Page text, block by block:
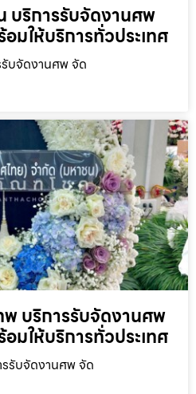
บริการรับจัดงานศพ
มให้บริการทั่วประเทศ
บจัดงานศพ จัด
บริการรับจัดงานศพ
มให้บริการทั่วประเทศ
รับจัดงานศพ จัด